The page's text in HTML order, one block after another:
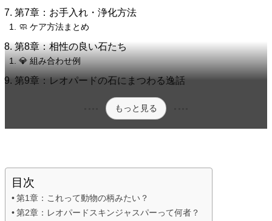
第7章：お手入れ・浄化方法
🧼 ケア方法まとめ
第8章：相性の良い石たち
💎 組み合わせ例
第9章：レオパードの石にまつわる逸話
もっと見る
目次
第1章：これって動物の柄みたい？
第2章：レオパードスキンジャスパーって何者？